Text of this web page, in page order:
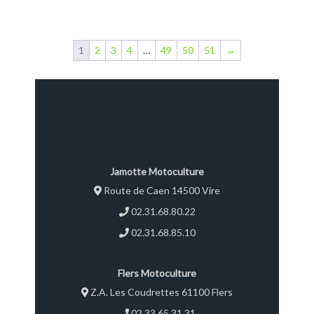
acier inox 2 m de flexible
d’aspiration DN20 en EPDM
1 2 3 4 … 49 50 51 →
Jamotte Motoculture
Route de Caen 14500 Vire
02.31.68.80.22
02.31.68.85.10
Flers Motoculture
Z.A. Les Coudrettes 61100 Flers